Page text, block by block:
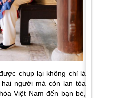
chụp lại không chỉ là
người mà còn lan tỏa
Việt Nam đến bạn bè,